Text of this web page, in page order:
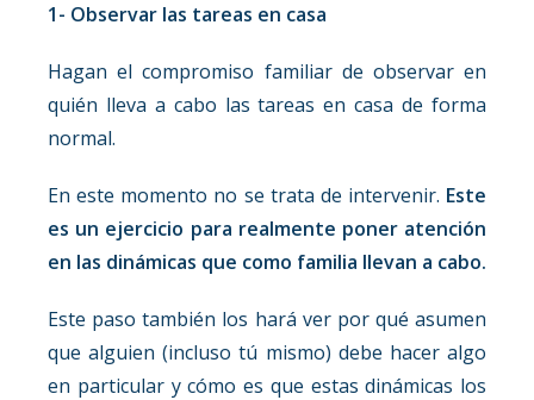
1- Observar las tareas en casa
Hagan el compromiso familiar de observar en
quién lleva a cabo las tareas en casa de forma
normal.
En este momento no se trata de intervenir. Este
es un ejercicio para realmente poner atención
en las dinámicas que como familia llevan a cabo.
Este paso también los hará ver por qué asumen
que alguien (incluso tú mismo) debe hacer algo
en particular y cómo es que estas dinámicas los